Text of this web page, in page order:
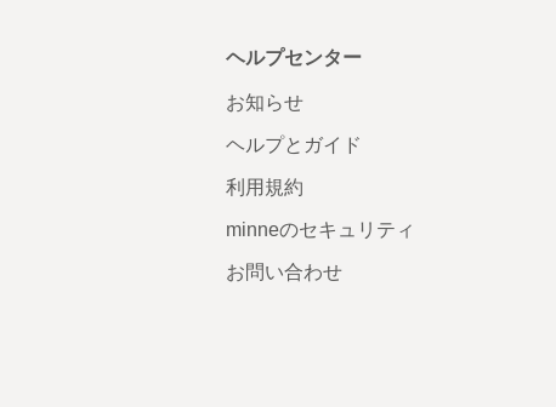
ヘルプセンター
お知らせ
ヘルプとガイド
利用規約
minneのセキュリティ
お問い合わせ